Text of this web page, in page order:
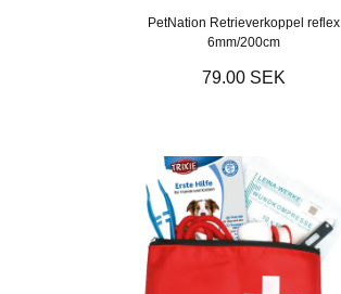
PetNation Retrieverkoppel reflex
6mm/200cm
79.00 SEK